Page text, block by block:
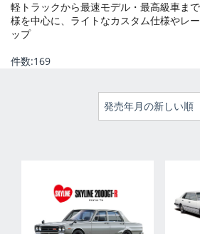
軽トラックから最速モデル・最高級車ま
様を中心に、ライトなカスタム仕様やレ
ップ
件数:169
発売年月の新しい順